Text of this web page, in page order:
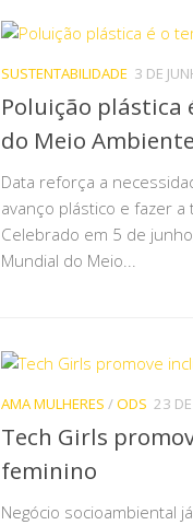
SUSTENTABILIDADE 3 DE
Poluição plástica
do Meio Ambiente
Data reforça a
avanço plástico e fazer
Celebrado em 5 de
Mundial do Meio...
AMA MULHERES /ODS 23
Tech Girls
feminino
Negócio socioambiental